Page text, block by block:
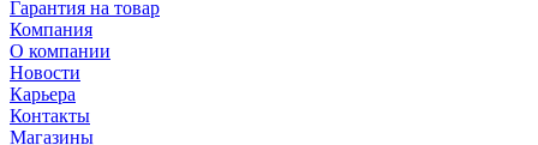
Гарантия на товар
Компания
О компании
Новости
Карьера
Контакты
Магазины